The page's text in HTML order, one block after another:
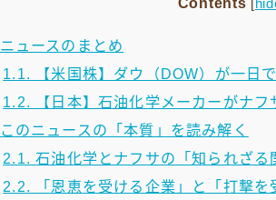
ニュースのまとめ
1.1.
【米国株】ダウ（DOW）が一日
1.2.
【日本】石油化学メーカーがナ
このニュースの「本質」を読み解く
2.1. 石油化学とナフサの「知られざる
2.2.
「恩恵を受ける企業」と「打撃